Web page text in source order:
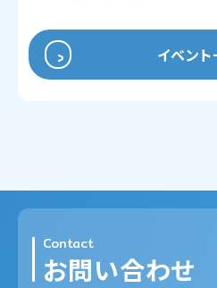
イベン
Contact
お問い合わせ